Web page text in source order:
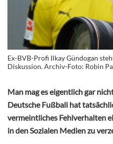
Ex-BVB-Profi Ilkay Gündogan
Diskussion. Archiv-Foto: Robin
Man mag es eigentlich gar
Deutsche Fußball hat
vermeintliches Fehlverhalten
in den Sozialen Medien zu